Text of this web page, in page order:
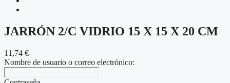
JARRÓN 2/C VIDRIO 15 X 15 X 20 CM
11,74 €
Nombre de usuario o correo electrónico: